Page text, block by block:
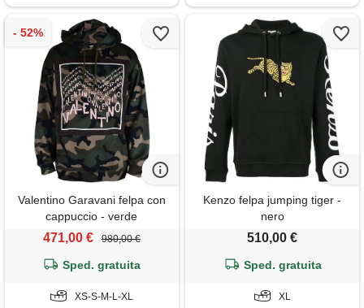
Valentino Garavani felpa con
cappuccio - verde
471,00 € 980,00 €
Sped. gratuita
XS-S-M-L-XL
Kenzo felpa jumping tiger -
nero
510,00 €
Sped. gratuita
XL